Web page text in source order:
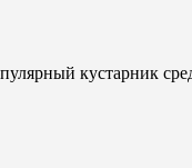
кустарник